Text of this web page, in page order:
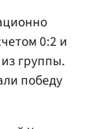
0:2 и
группы.
победу